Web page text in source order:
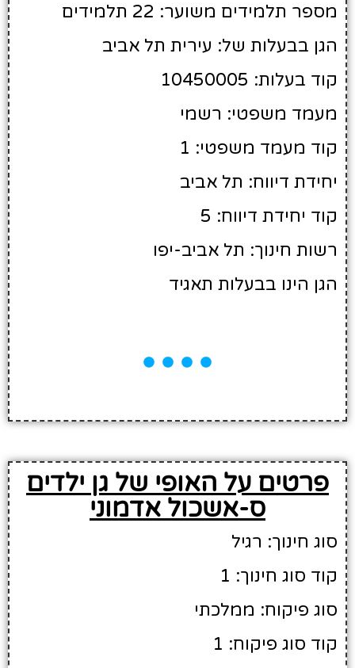
מספר תלמידים משוער: 22 תלמידים
הגן בבעלות של: עירית תל אביב
קוד בעלות: 10450005
מעמד משפטי: רשמי
קוד מעמד משפטי: 1
יחידת דיווח: תל אביב
קוד יחידת דיווח: 5
רשות חינוך: תל אביב-יפו
הגן הינו בבעלות תאגיד
פרטים על האופי של גן ילדים
ס-אשכול אדמוני
סוג חינוך: רגיל
קוד סוג חינוך: 1
סוג פיקוח: ממלכתי
קוד סוג פיקוח: 1